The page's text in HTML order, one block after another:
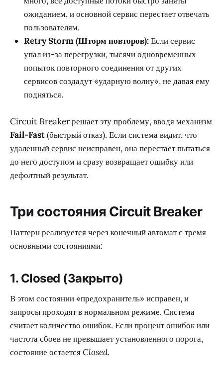
ожиданием, и основной сервис перестает отвечать
пользователям.
Retry Storm (Шторм повторов):Если сервис
упал из-за перегрузки, тысячи одновременных
попыток повторного соединения от других
сервисов создадут «ударную волну», не давая ему
подняться.
Circuit Breaker решает эту проблему, вводя механизм
Fail-Fast(быстрый отказ). Если система видит, что
удаленный сервис неисправен, она перестает пытаться
до него доступом и сразу возвращает ошибку или
дефолтный результат.
Три состояния Circuit Breaker
Паттерн реализуется через конечный автомат с тремя
основными состояниями:
1. Closed (Закрыто)
В этом состоянии «предохранитель» исправен, и
запросы проходят в нормальном режиме. Система
считает количество ошибок. Если процент ошибок или
частота сбоев не превышает установленного порога,
состояние остаетсяClosed.